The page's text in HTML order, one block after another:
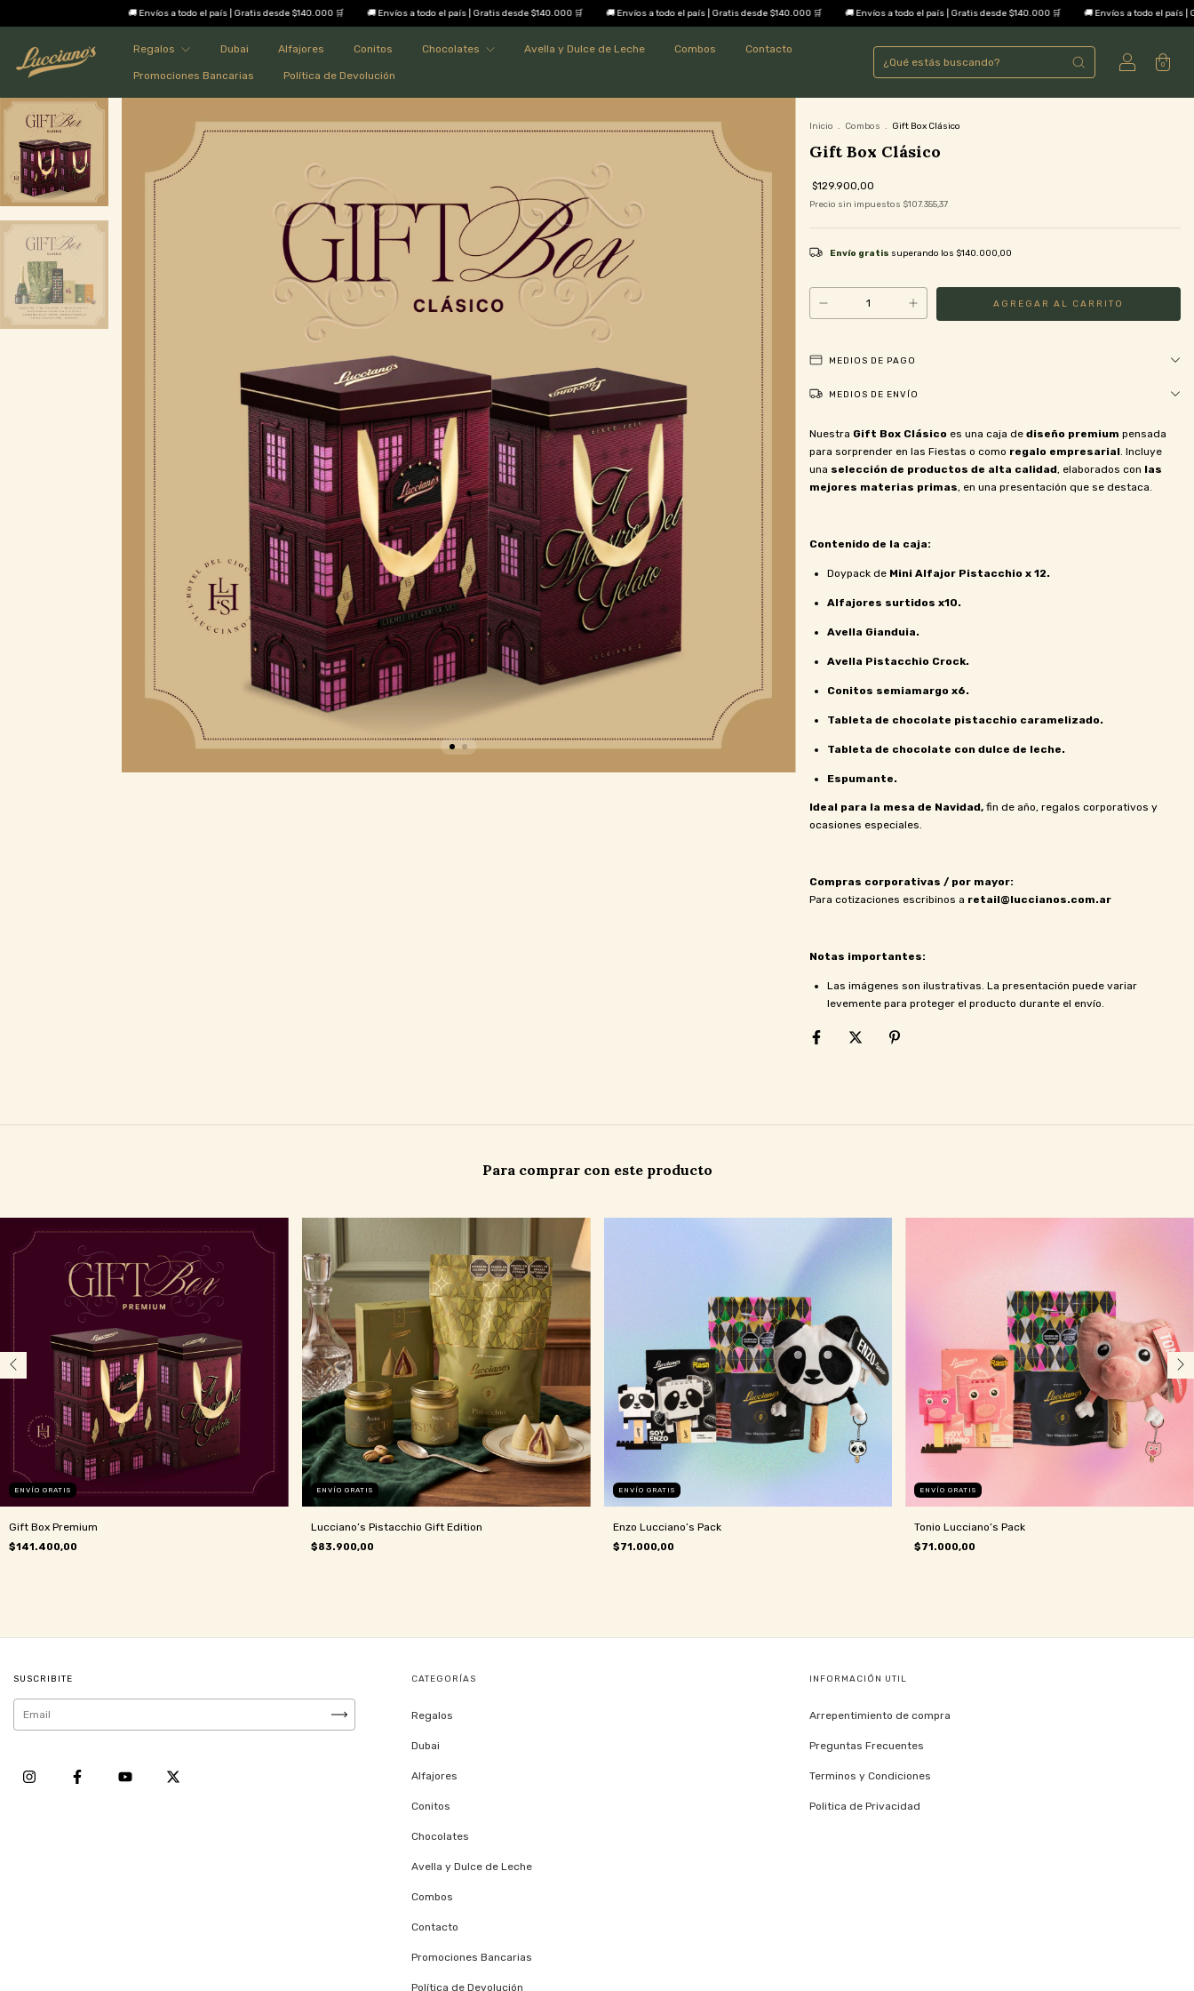
🚚 Envíos a todo el país | Gratis desde $140.000 🛒 🚚 Envíos a todo el país | Gratis desde $140.000 🛒 🚚 Envíos a todo el país | Gratis desde $140.000 🛒 🚚 Envíos a todo el país | Gratis desde $140.000 🛒 🚚 Envíos a todo el país | Gratis desde
Regalos Dubai Alfajores Conitos Chocolates Avella y Dulce de Leche Combos Contacto
Promociones Bancarias Política de Devolución
0
Inicio . Combos . Gift Box Clásico
Gift Box Clásico
$129.900,00
Precio sin impuestos $107.355,37
Envío gratis superando los $140.000,00
MEDIOS DE PAGO
MEDIOS DE ENVÍO
Nuestra Gift Box Clásico es una caja de diseño premium pensada
para sorprender en las Fiestas o como regalo empresarial. Incluye
una selección de productos de alta calidad, elaborados con las
mejores materias primas, en una presentación que se destaca.
Contenido de la caja:
Doypack de Mini Alfajor Pistacchio x 12.
Alfajores surtidos x10.
Avella Gianduia.
Avella Pistacchio Crock.
Conitos semiamargo x6.
Tableta de chocolate pistacchio caramelizado.
Tableta de chocolate con dulce de leche.
Espumante.
Ideal para la mesa de Navidad, fin de año, regalos corporativos y
ocasiones especiales.
Compras corporativas / por mayor:
Para cotizaciones escribinos a retail@luccianos.com.ar
Notas importantes:
Las imágenes son ilustrativas. La presentación puede variar
levemente para proteger el producto durante el envío.
Para comprar con este producto
ENVÍO GRATIS
Gift Box Premium
$141.400,00
ENVÍO GRATIS
Lucciano’s Pistacchio Gift Edition
$83.900,00
ENVÍO GRATIS
Enzo Lucciano’s Pack
$71.000,00
ENVÍO GRATIS
Tonio Lucciano’s Pack
$71.000,00
SUSCRIBITE CATEGORÍAS
Regalos
Dubai
Alfajores
Conitos
Chocolates
Avella y Dulce de Leche
Combos
Contacto
Promociones Bancarias
Política de Devolución
INFORMACIÓN UTIL
Arrepentimiento de compra
Preguntas Frecuentes
Terminos y Condiciones
Politica de Privacidad